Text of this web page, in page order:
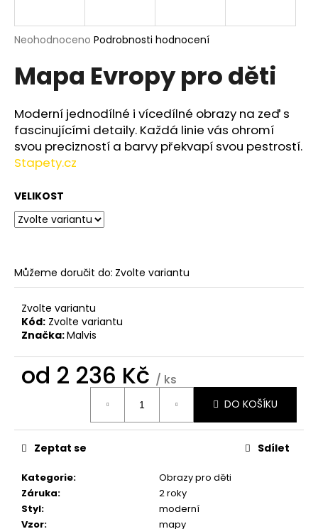
Průměrné
produktu
je
z
5
hvězdiček.
Neohodnoceno Podrobnosti hodnocení
Mapa Evropy pro děti
Moderní jednodílné i vícedílné obrazy na zeď s
fascinujícími detaily. Každá linie vás ohromí
svou precizností a barvy překvapí svou pestrostí.
Stapety.cz
VELIKOST
Můžeme doručit do: Zvolte variantu
Zvolte variantu
Kód: Zvolte variantu
Značka:Malvis
od 2 236 Kč / ks
DO KOŠÍKU
Kategorie:
Obrazy pro děti
Záruka:
2 roky
Styl:
moderní
Vzor:
mapy
Zeptat se Sdílet
j
t
?
D
o
r
u
č
u
j
m
OKNO
RÁJE
PŘÍRODY
599